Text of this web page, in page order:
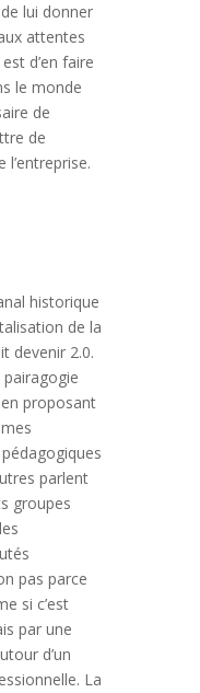
lui donner
attentes
d’en faire
le monde
de
de
historique
de la
devenir 2.0.
proposant
parlent
groupes
pas parce
si c’est
par une
d’un
La